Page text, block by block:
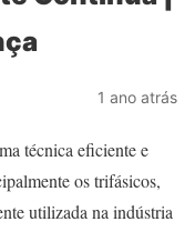
1 ano atrás
técnica eficiente e
os trifásicos,
utilizada na indústria